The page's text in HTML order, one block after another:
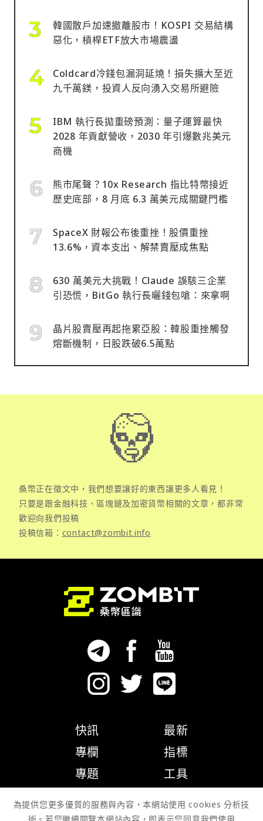
韓國散戶加速撤離股市！KOSPI 交易結構
惡化，槓桿ETF放大市場震盪
Coldcard冷錢包漏洞延燒！損失擴大至近
九千萬鎂，投資人反向湧入交易所避險
IBM 執行長拋重磅預測：量子運算最快
2028 年貢獻營收，2030 年引爆數兆美元
商機
熊市尾聲？10x Research 指比特幣接近
歷史底部，8 月底 6.3 萬美元成關鍵門檻
SpaceX 財報公布後重挫！股價重挫
13.6%，資本支出、解禁賣壓成焦點
630 萬美元大挑戰！Claude 誤駭三企業
引恐慌，BitGo 執行長曬錢包嗆：來拿啊
晶片股賣壓再起拖累亞股：韓股重挫觸發
熔斷機制，日股跌破6.5萬點
桑幣正在徵文中，我們想要讓好的東西讓更多人看見！
只要是跟金融科技、區塊鏈及加密貨幣相關的文章，都非常
歡迎向我們投稿
投稿信箱： contact@zombit.info
快訊
專欄
專題
最新
指標
工具
為提供您更多優質的服務與內容，本網站使用 cookies 分析技